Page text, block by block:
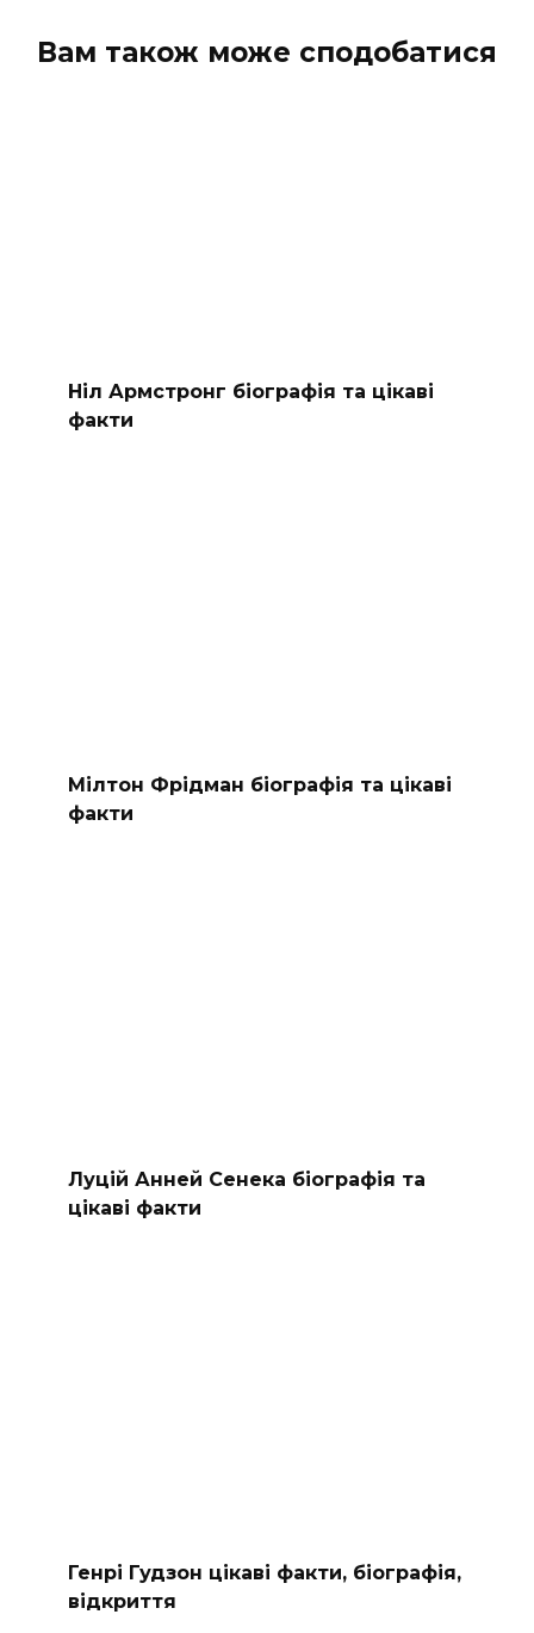
Вам також може сподобатися
Ніл Армстронг біографія та цікаві
факти
Мілтон Фрідман біографія та цікаві
факти
Луцій Анней Сенека біографія та
цікаві факти
Генрі Гудзон цікаві факти, біографія,
відкриття